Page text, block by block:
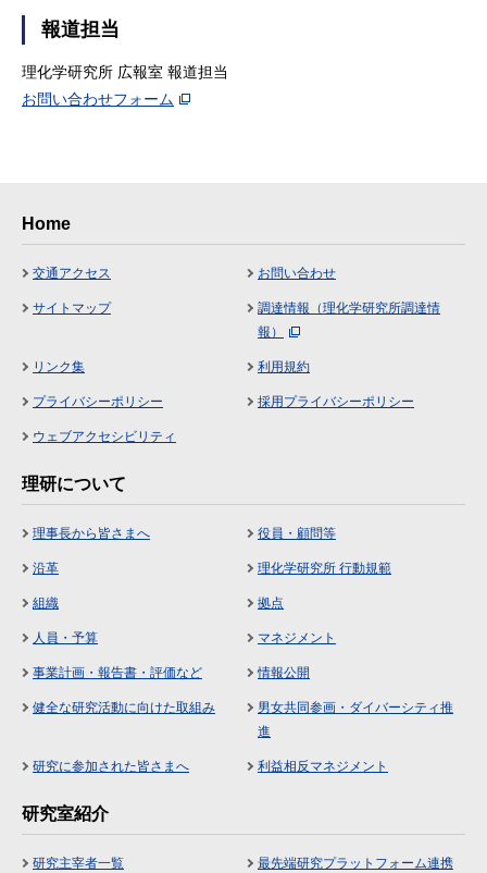
報道担当
理化学研究所 広報室 報道担当
お問い合わせフォーム
Home
交通アクセス お問い合わせ
サイトマップ
調達情報（理化学研究所調達情
報）
リンク集 利用規約
プライバシーポリシー 採用プライバシーポリシー
ウェブアクセシビリティ
理研について
理事長から皆さまへ 役員・顧問等
沿革 理化学研究所 行動規範
組織 拠点
人員・予算 マネジメント
事業計画・報告書・評価など 情報公開
健全な研究活動に向けた取組み
男女共同参画・ダイバーシティ推
進
研究に参加された皆さまへ 利益相反マネジメント
研究室紹介
研究主宰者一覧
最先端研究プラットフォーム連携